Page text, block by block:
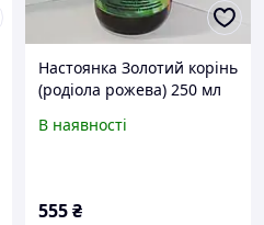
Настоянка Золотий корінь
(родіола рожева) 250 мл
В наявності
555₴